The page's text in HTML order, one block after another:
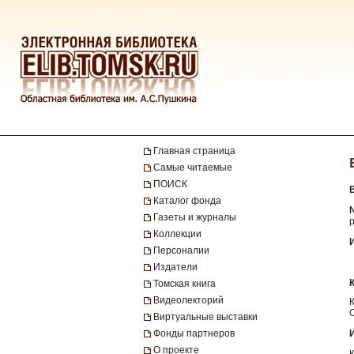
Главная страница
Самые читаемые
ПОИСК
Каталог фонда
Газеты и журналы
Коллекции
Персоналии
Издатели
Томская книга
Видеолекторий
Виртуальные выставки
Фонды партнеров
О проекте